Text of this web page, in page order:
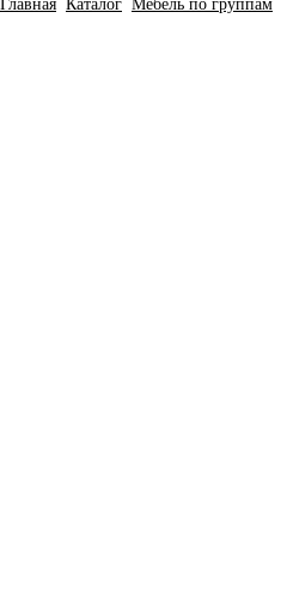
Главная Каталог Мебель по группам